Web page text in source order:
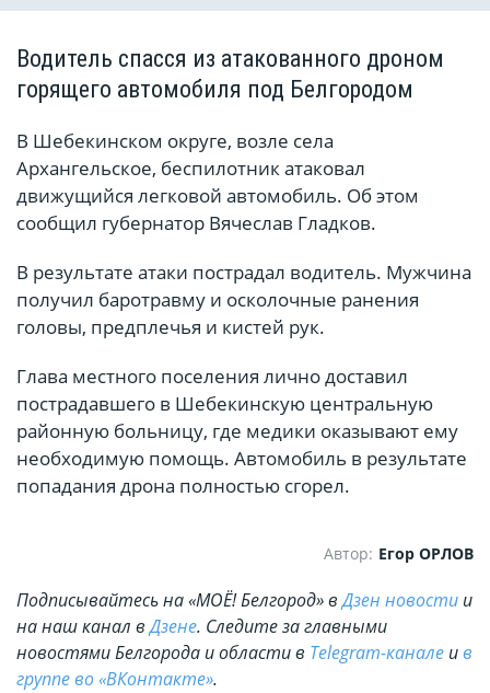
Водитель спасся из атакованного дроном
горящего автомобиля под Белгородом
В Шебекинском округе, возле села
Архангельское, беспилотник атаковал
движущийся легковой автомобиль. Об этом
сообщил губернатор Вячеслав Гладков.
В результате атаки пострадал водитель. Мужчина
получил баротравму и осколочные ранения
головы, предплечья и кистей рук.
Глава местного поселения лично доставил
пострадавшего в Шебекинскую центральную
районную больницу, где медики оказывают ему
необходимую помощь. Автомобиль в результате
попадания дрона полностью сгорел.
Автор: Егор ОРЛОВ
Подписывайтесь на «МОЁ! Белгород» вДзен новости и
на наш канал вДзене. Cледите за главными
новостями Белгорода и области в Telegram-канале ив
группе во «ВКонтакте».